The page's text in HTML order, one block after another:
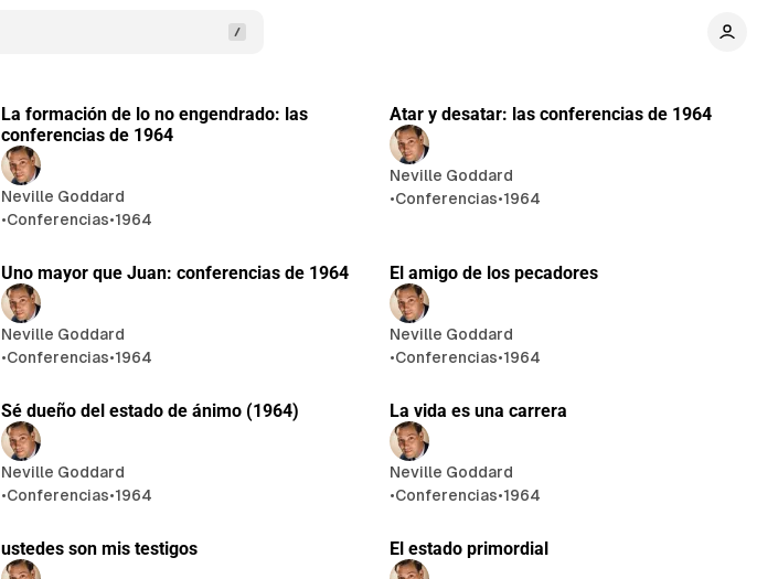
Publicaciones
La formación de lo no engendrado: las
conferencias de 1964
Neville Goddard
•Conferencias•1964
Atar y desatar: las conferencias de 1964
Neville Goddard
•Conferencias•1964
Uno mayor que Juan: conferencias de 1964
Neville Goddard
•Conferencias•1964
El amigo de los pecadores
Neville Goddard
•Conferencias•1964
Sé dueño del estado de ánimo (1964)
Neville Goddard
•Conferencias•1964
La vida es una carrera
Neville Goddard
•Conferencias•1964
ustedes son mis testigos El estado primordial